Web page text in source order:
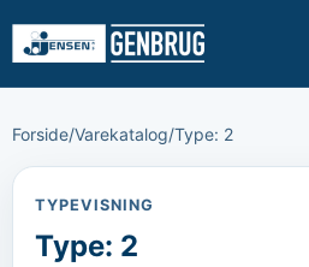
Forside/Varekatalog/Type: 2
TYPEVISNING
Type: 2